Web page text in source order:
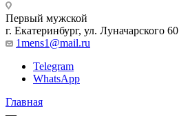
Первый мужской
г. Екатеринбург, ул. Луначарского 60
1mens1@mail.ru
Telegram
WhatsApp
Главная
—